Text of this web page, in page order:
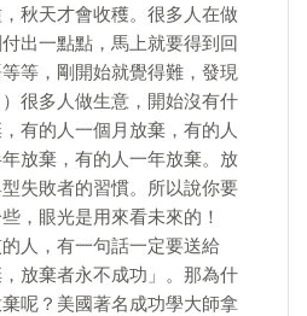
秋天才會收穫。很多人在做
出一點點，馬上就要得到回
等，剛開始就覺得難，發現
很多人做生意，開始沒有什
有的人一個月放棄，有的人
放棄，有的人一年放棄。放
失敗者的習慣。所以說你要
，眼光是用來看未來的！
人，有一句話一定要送給
放棄者永不成功」。那為什
呢？美國著名成功學大師拿